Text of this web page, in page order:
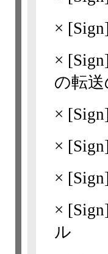
× [Sign]
× [Sign]
の転送
× [Sign]
× [Sign]
× [Sign]
× [Sign]
ル